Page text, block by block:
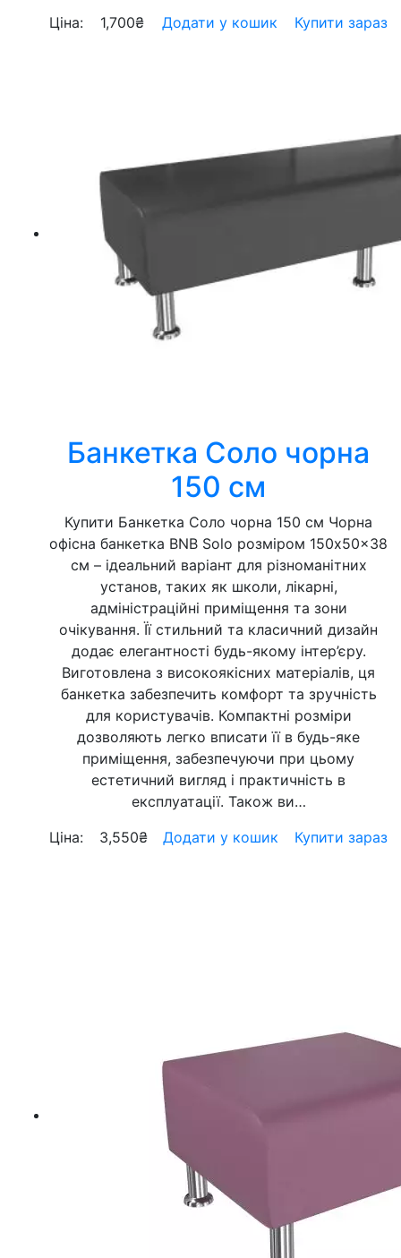
Ціна:
1,700₴ Додати у кошик Купити зараз
Банкетка Соло чорна
150 см
Купити Банкетка Соло чорна 150 см Чорна
офісна банкетка BNB Solo розміром 150x50x38
см – ідеальний варіант для різноманітних
установ, таких як школи, лікарні,
адміністраційні приміщення та зони
очікування. Її стильний та класичний дизайн
додає елегантності будь-якому інтер’єру.
Виготовлена з високоякісних матеріалів, ця
банкетка забезпечить комфорт та зручність
для користувачів. Компактні розміри
дозволяють легко вписати її в будь-яке
приміщення, забезпечуючи при цьому
естетичний вигляд і практичність в
експлуатації. Також ви…
Ціна:
3,550₴ Додати у кошик Купити зараз